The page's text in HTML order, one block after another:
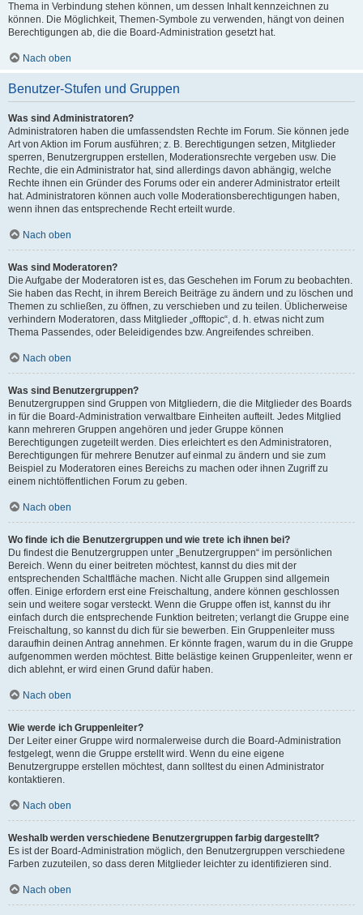
Thema in Verbindung stehen können, um dessen Inhalt kennzeichnen zu
können. Die Möglichkeit, Themen-Symbole zu verwenden, hängt von deinen
Berechtigungen ab, die die Board-Administration gesetzt hat.
Nach oben
Benutzer-Stufen und Gruppen
Was sind Administratoren?
Administratoren haben die umfassendsten Rechte im Forum. Sie können jede
Art von Aktion im Forum ausführen; z. B. Berechtigungen setzen, Mitglieder
sperren, Benutzergruppen erstellen, Moderationsrechte vergeben usw. Die
Rechte, die ein Administrator hat, sind allerdings davon abhängig, welche
Rechte ihnen ein Gründer des Forums oder ein anderer Administrator erteilt
hat. Administratoren können auch volle Moderationsberechtigungen haben,
wenn ihnen das entsprechende Recht erteilt wurde.
Nach oben
Was sind Moderatoren?
Die Aufgabe der Moderatoren ist es, das Geschehen im Forum zu beobachten.
Sie haben das Recht, in ihrem Bereich Beiträge zu ändern und zu löschen und
Themen zu schließen, zu öffnen, zu verschieben und zu teilen. Üblicherweise
verhindern Moderatoren, dass Mitglieder „offtopic“, d. h. etwas nicht zum
Thema Passendes, oder Beleidigendes bzw. Angreifendes schreiben.
Nach oben
Was sind Benutzergruppen?
Benutzergruppen sind Gruppen von Mitgliedern, die die Mitglieder des Boards
in für die Board-Administration verwaltbare Einheiten aufteilt. Jedes Mitglied
kann mehreren Gruppen angehören und jeder Gruppe können
Berechtigungen zugeteilt werden. Dies erleichtert es den Administratoren,
Berechtigungen für mehrere Benutzer auf einmal zu ändern und sie zum
Beispiel zu Moderatoren eines Bereichs zu machen oder ihnen Zugriff zu
einem nichtöffentlichen Forum zu geben.
Nach oben
Wo finde ich die Benutzergruppen und wie trete ich ihnen bei?
Du findest die Benutzergruppen unter „Benutzergruppen“ im persönlichen
Bereich. Wenn du einer beitreten möchtest, kannst du dies mit der
entsprechenden Schaltfläche machen. Nicht alle Gruppen sind allgemein
offen. Einige erfordern erst eine Freischaltung, andere können geschlossen
sein und weitere sogar versteckt. Wenn die Gruppe offen ist, kannst du ihr
einfach durch die entsprechende Funktion beitreten; verlangt die Gruppe eine
Freischaltung, so kannst du dich für sie bewerben. Ein Gruppenleiter muss
daraufhin deinen Antrag annehmen. Er könnte fragen, warum du in die Gruppe
aufgenommen werden möchtest. Bitte belästige keinen Gruppenleiter, wenn er
dich ablehnt, er wird einen Grund dafür haben.
Nach oben
Wie werde ich Gruppenleiter?
Der Leiter einer Gruppe wird normalerweise durch die Board-Administration
festgelegt, wenn die Gruppe erstellt wird. Wenn du eine eigene
Benutzergruppe erstellen möchtest, dann solltest du einen Administrator
kontaktieren.
Nach oben
Weshalb werden verschiedene Benutzergruppen farbig dargestellt?
Es ist der Board-Administration möglich, den Benutzergruppen verschiedene
Farben zuzuteilen, so dass deren Mitglieder leichter zu identifizieren sind.
Nach oben